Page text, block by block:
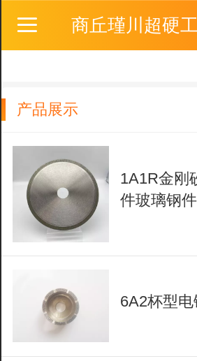
商丘瑾川超硬
产品展示
1A1R金刚
件玻璃钢件
6A2杯型